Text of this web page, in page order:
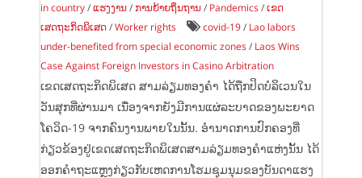
in country /ແຮງງານ /ການຍ້າຍຖິ່ນຖານ / Pandemics /ເຂດ
ເສດຖະກິດພິເສດ /Worker rights covid-19 / Lao labors
under-benefited from special economic zones / Laos Wins
Case Against Foreign Investors in Casino Arbitration
ເຂດເສດຖະກິດພິເສດ ສາມລ່ຽມທອງຄຳ ໄດ້ຖືກປິດບໍລິເວນໃນ
ວັນສຸກທີ່ຜ່ານມາ ເນື່ອງຈາກຍັງມີການແຜ່ລະບາດຂອງພະຍາດ
ໂຄວິດ-19 ຈາກຄົນງານພາຍໃນນັ້ນ. ອຳນາດການປົກຄອງທີ່
ກ່ຽວຂ້ອງຢູ່ເຂດເສດຖະກິດພິເສດສາມລ່ຽມທອງຄຳແຫ່ງນັ້ນ ໄດ້
ອອກຄຳຖະແຫຼງກ່ຽວກັບເຫດການໂຮມຊຸມນຸມຂອງບັນດາແຮງ